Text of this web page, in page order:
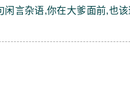
闲言杂语,你在大爹面前,也